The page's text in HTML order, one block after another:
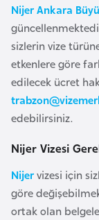
Nijer Ankara
sizlerin vize
etkenlere göre
edilecek ücret
edebilirsiniz.
Nijer Vizesi
Nijervizesi için
göre
ortak olan
i
n
a
F
a
s
o
Ç
a
d